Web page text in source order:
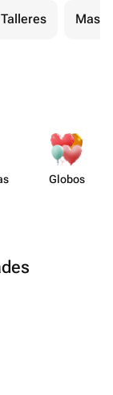
Talleres
Globos